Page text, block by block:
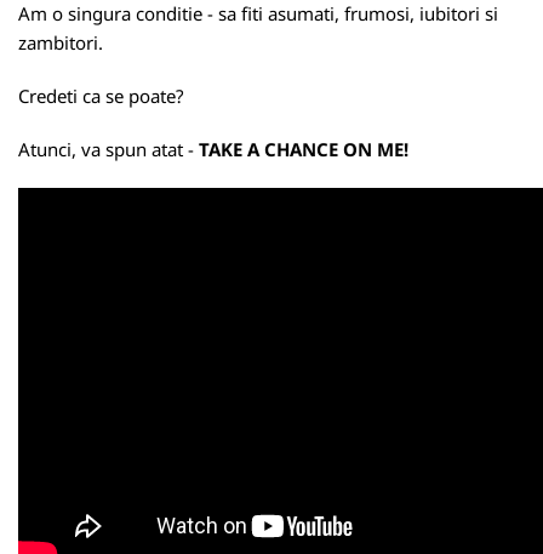
Am o singura conditie - sa fiti asumati, frumosi, iubitori si
zambitori.
Credeti ca se poate?
Atunci, va spun atat - TAKE A CHANCE ON ME!